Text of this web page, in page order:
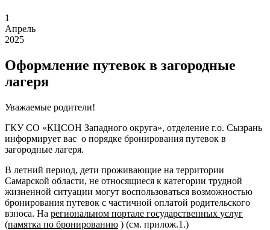
1
Апрель
2025
Оформление путевок в загородные
лагеря
Уважаемые родители!
ГКУ СО «КЦСОН Западного округа», отделение г.о. Сызрань
информирует вас о порядке бронирования путевок в
загородные лагеря.
В летний период, дети проживающие на территории
Самарской области, не относящиеся к категории трудной
жизненной ситуации могут воспользоваться возможностью
бронирования путевок с частичной оплатой родительского
взноса. На региональном портале государственных услуг
(памятка по бронированию ) (см. прилож.1.)